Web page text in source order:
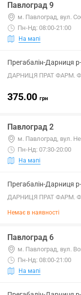
Павлоград 9
м. Павлоград, вул.
Пн-Нд: 08:00-21:00
На мапі
Прегабалін-Дарниця
ДАРНИЦЯ ПРАТ ФАРМ.
375.00 грн
Павлоград 2
м. Павлоград, вул.
Пн-Нд: 07:30-20:00
На мапі
Прегабалін-Дарниця
ДАРНИЦЯ ПРАТ ФАРМ.
Немає в наявності
Павлоград 6
м. Павлоград, вул.
Пн-Нд: 08:00-21:00
На мапі